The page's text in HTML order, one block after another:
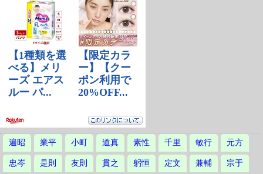
遍昭 業平 小町 道真 素性 千里 敏行 元方
忠岑 是則 友則 貫之 躬恒 定文 兼輔 宗于